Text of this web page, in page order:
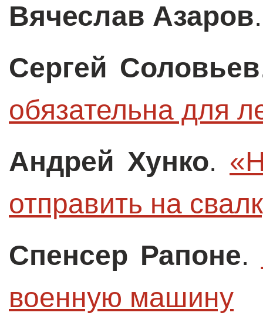
Вячеслав Азаров
Сергей Соловьев
обязательна для
Андрей Хунко.
отправить на
Спенсер Рапоне.
военную машину